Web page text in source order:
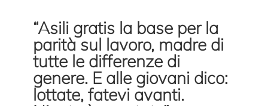
“Asili gratis la base per la
parità sul lavoro, madre di
tutte le differenze di
genere. E alle giovani dico:
lottate, fatevi avanti.